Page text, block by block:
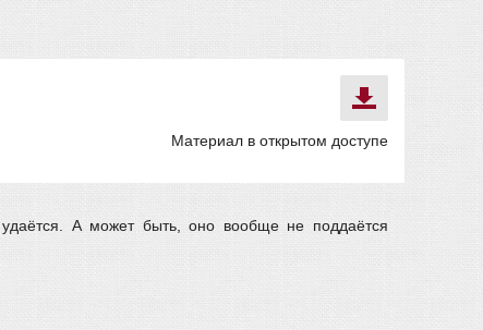
Материал в открытом доступе
А может быть, оно вообще не поддаётся